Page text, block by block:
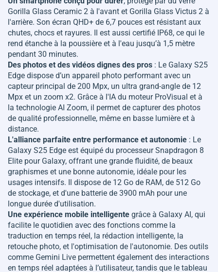
Gorilla Glass Ceramic 2 à l'avant et Gorilla Glass Victus 2 à
l'arrière. Son écran QHD+ de 6,7 pouces est résistant aux
chutes, chocs et rayures. Il est aussi certifié IP68, ce qui le
rend étanche à la poussière et à l'eau jusqu’à 1,5 mètre
pendant 30 minutes.
Des photos et des vidéos dignes des pros : Le Galaxy S25
Edge dispose d’un appareil photo performant avec un
capteur principal de 200 Mpx, un ultra grand-angle de 12
Mpx et un zoom x2. Grâce à l'IA du moteur ProVisual et à
la technologie AI Zoom, il permet de capturer des photos
de qualité professionnelle, même en basse lumière et à
distance.
L'alliance parfaite entre performance et autonomie : Le
Galaxy S25 Edge est équipé du processeur Snapdragon 8
Elite pour Galaxy, offrant une grande fluidité, de beaux
graphismes et une bonne autonomie, idéale pour les
usages intensifs. Il dispose de 12 Go de RAM, de 512 Go
de stockage, et d'une batterie de 3900 mAh pour une
longue durée d'utilisation.
Une expérience mobile intelligente grâce à Galaxy AI, qui
facilite le quotidien avec des fonctions comme la
traduction en temps réel, la rédaction intelligente, la
retouche photo, et l'optimisation de l'autonomie. Des outils
comme Gemini Live permettent également des interactions
en temps réel adaptées à l’utilisateur, tandis que le tableau